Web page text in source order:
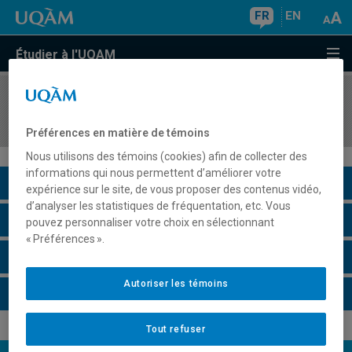
FR EN
Étudier à l'UQAM
COURS//
Description du cours
Horaire - Été 2026
Préférences en matière de témoins
Nous utilisons des témoins (cookies) afin de collecter des
informations qui nous permettent d’améliorer votre
expérience sur le site, de vous proposer des contenus vidéo,
d’analyser les statistiques de fréquentation, etc. Vous
pouvez personnaliser votre choix en sélectionnant
« Préférences ».
Tout refuser
Autoriser les témoins